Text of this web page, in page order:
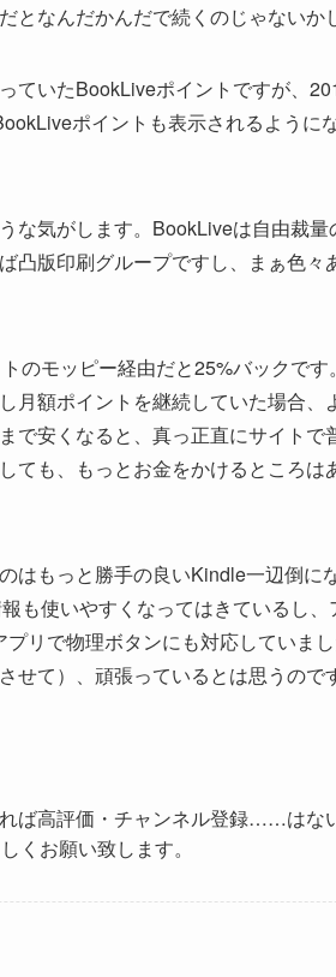
なんだかんだで続くのじゃないか
ていたBookLiveポイントですが、
ポイントも表示されるように
な気がします。BookLiveは自由裁
凸版印刷グループですし、まぁ色々
のモッピー経由だと25%バックで
月額ポイントを継続していた場合、
で安くなると、真っ正直にサイトで
ても、もっとお金をかけるところは
はもっと勝手の良いKindle一辺倒に
も使いやすくなってはきているし
プリで物理ボタンにも対応してい
せて）、頑張っているとは思うの
ば高評価・チャンネル登録……はな
くお願い致します。